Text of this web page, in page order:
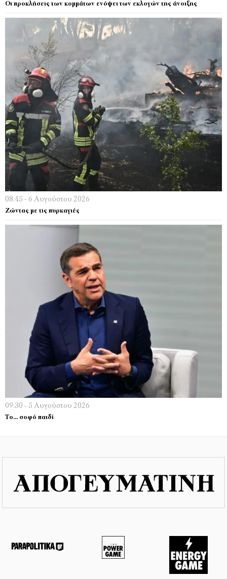
Οι προκλήσεις των κομμάτων ενόψει των εκλογών της άνοιξης
08:45 - 6 Αυγούστου 2026
Ζώντας με τις πυρκαγιές
09:30 - 5 Αυγούστου 2026
Το… σοφό παιδί